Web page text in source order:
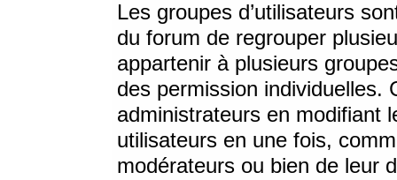
Les groupes d’utilisateurs
du forum de regrouper
appartenir à plusieurs
des permission individuelles.
administrateurs en modifiant
utilisateurs en une fois,
modérateurs ou bien de leur